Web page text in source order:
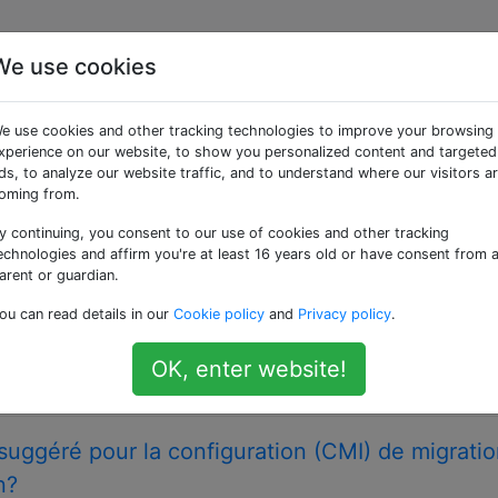
«version-control»
aux documents et autres informations stockées
contrôle de version et configurer
Drupal 6x qui a démarré suffisamment petit pour
(par développeur), mais je suis maintenant convaincu
existe une documentation complète sur JIRA, avec des
pour la configuration (CMI) de
use cookies
use cookies and other tracking technologies to improve your browsing
on our website, to show you personalized content and targeted
to analyze our website traffic, and to understand where our visitors
from.
continuing, you consent to our use of cookies and other tracking
and affirm you're at least 16 years old or have consent from a
or guardian.
can read details in our Cookie policy and Privacy policy.
OK, enter website!